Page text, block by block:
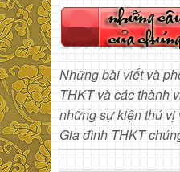
Những bài viết và
THKT và các thành
những sự kiện thú vị
Gia đình THKT